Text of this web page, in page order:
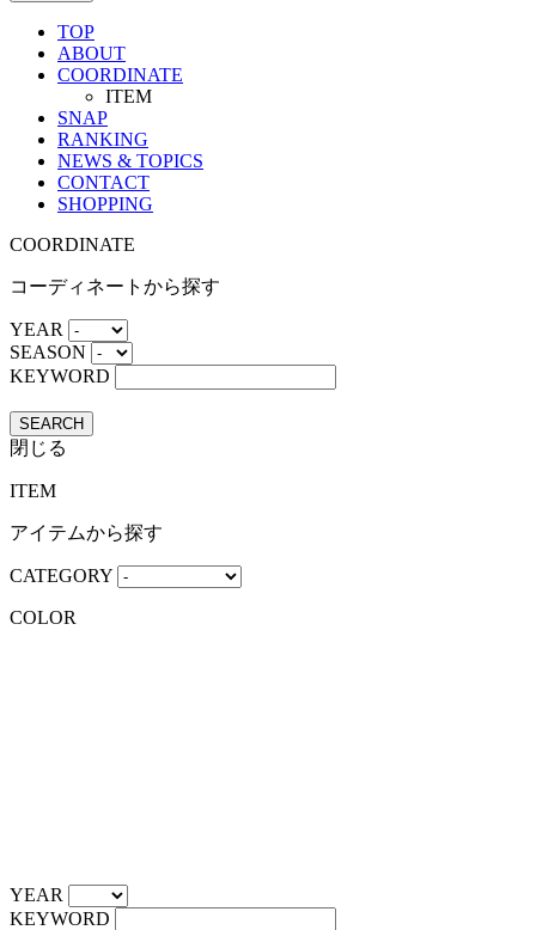
TOP
ABOUT
COORDINATE
ITEM
SNAP
RANKING
NEWS & TOPICS
CONTACT
SHOPPING
COORDINATE
コーディネートから探す
YEAR
SEASON
KEYWORD
SEARCH
閉じる
ITEM
アイテムから探す
CATEGORY
COLOR
YEAR
KEYWORD